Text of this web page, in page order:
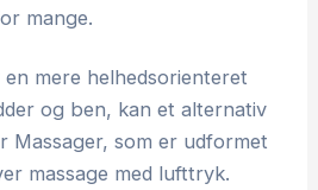
mange.
mere helhedsorienteret
og ben, kan et alternativ
Massager, som er udformet
massage med lufttryk.